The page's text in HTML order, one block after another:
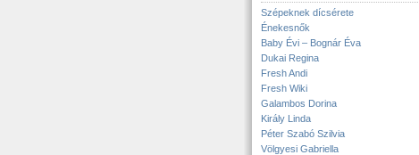
Szépeknek dícsérete
Énekesnők
Baby Évi – Bognár Éva
Dukai Regina
Fresh Andi
Fresh Wiki
Galambos Dorina
Király Linda
Péter Szabó Szilvia
Völgyesi Gabriella